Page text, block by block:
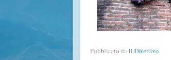
Pubblicato da Il Direttivo